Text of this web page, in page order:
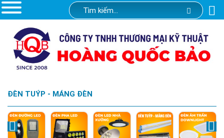
ĐÈN TUÝP - MÁNG ĐÈN